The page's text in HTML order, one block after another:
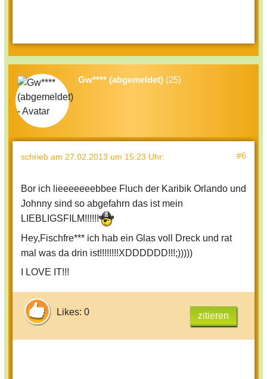
Gw**** (abgemeldet) (25)
schrieb am 27.02.2013 um 15:23 Uhr: #6
Bor ich lieeeeeeebbee Fluch der Karibik Orlando und
Johnny sind so abgefahrn das ist mein
LIEBLIGSFILM!!!!!!
Hey,Fischfre*** ich hab ein Glas voll Dreck und rat
mal was da drin ist!!!!!!!!XDDDDDD!!!;)))))
I LOVE IT!!!
Likes: 0 zitieren